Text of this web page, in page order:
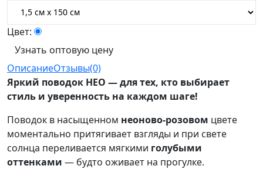
Цвет:
Узнать оптовую цену
ОписаниеОтзывы(0)
Яркий поводок НЕО — для тех, кто выбирает
стиль и уверенность на каждом шаге!
Поводок в насыщенном неоново-розовом цвете
моментально притягивает взгляды и при свете
солнца переливается мягкими голубыми
оттенками — будто оживает на прогулке.